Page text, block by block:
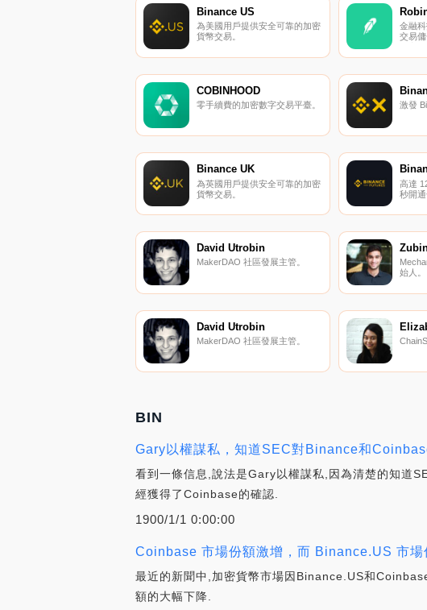
Binance US
為美國用戶提供安全可靠的加密
貨幣交易。
金融
交易
COBINHOOD
零手續費的加密數字交易平臺。 激發
Binance UK
為英國用戶提供安全可靠的加密
貨幣交易。
高達
秒開通
David Utrobin
MakerDAO 社區發展主管。
始人。
David Utrobin
MakerDAO 社區發展主管。
BIN
Gary以權謀私，知道SEC對Binance和
看到一條信息,說法是Gary以權謀私,因為清楚的知道
經獲得了Coinbase的確認.
1900/1/1 0:00:00
Coinbase 市場份額激增，而 Binance.US 市場
最近的新聞中,加密貨幣市場因Binance.US和
額的大幅下降.